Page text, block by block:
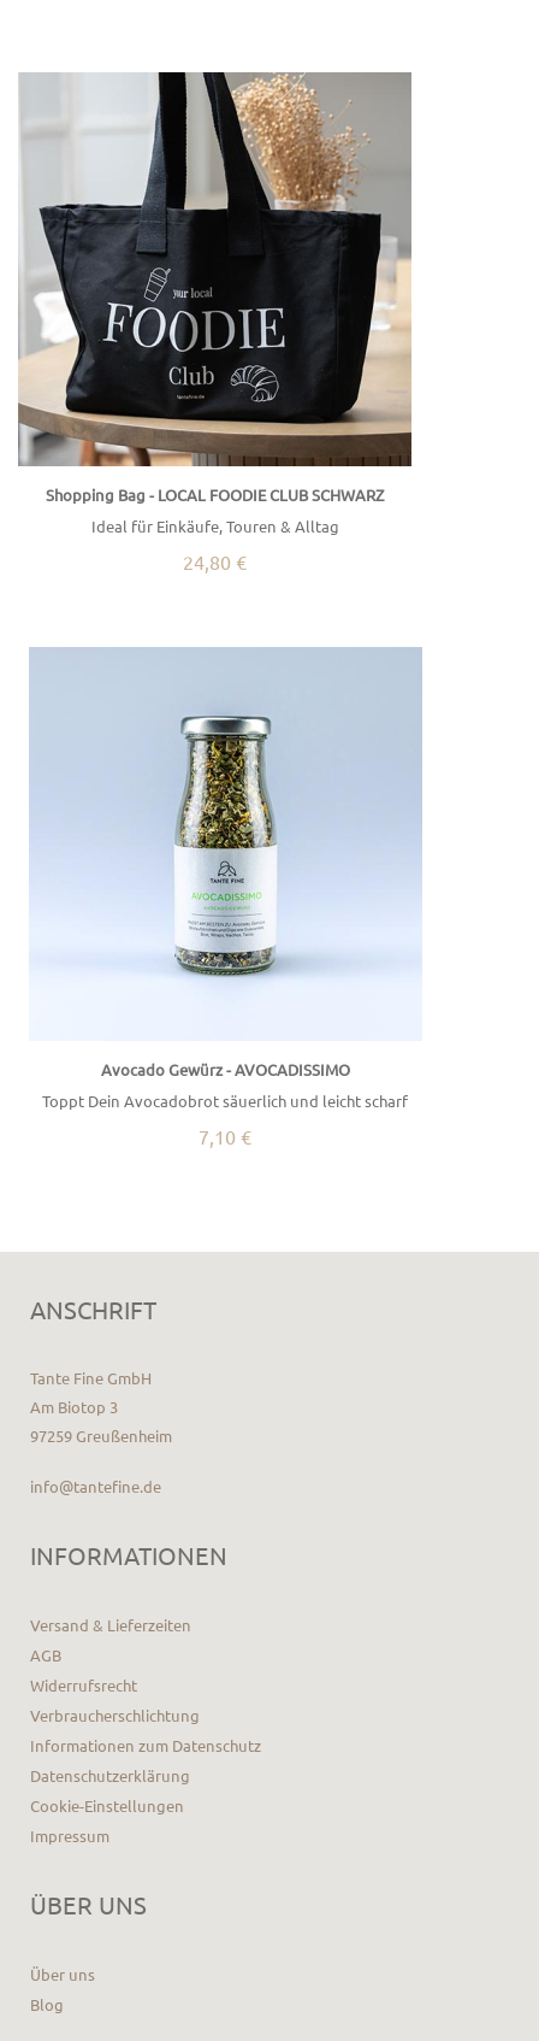
Shopping Bag - LOCAL FOODIE CLUB SCHWARZ
Ideal für Einkäufe, Touren & Alltag
24,80 €
Avocado Gewürz - AVOCADISSIMO
Toppt Dein Avocadobrot säuerlich und leicht scharf
7,10 €
ANSCHRIFT
Tante Fine GmbH
Am Biotop 3
97259 Greußenheim
info@tantefine.de
INFORMATIONEN
Versand & Lieferzeiten
AGB
Widerrufsrecht
Verbraucherschlichtung
Informationen zum Datenschutz
Datenschutzerklärung
Cookie-Einstellungen
Impressum
ÜBER UNS
Über uns
Blog